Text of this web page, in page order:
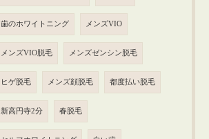
歯のホワイトニング メンズVIO
メンズVIO脱毛 メンズゼンシン脱毛
ヒゲ脱毛 メンズ顔脱毛 都度払い脱毛
新高円寺2分 春脱毛